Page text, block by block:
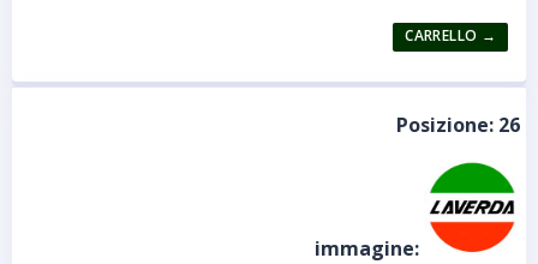
Posizione: 26
immagine: